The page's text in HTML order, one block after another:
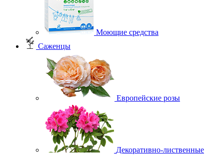
Моющие средства
Саженцы
Европейские розы
Декоративно-лиственные